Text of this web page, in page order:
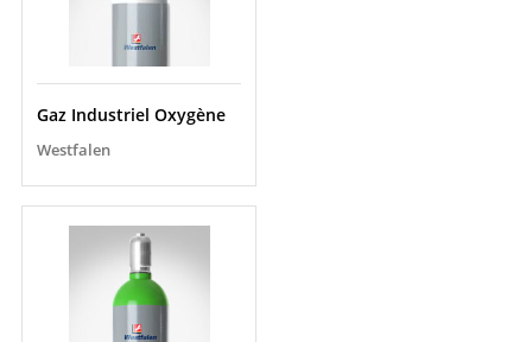
Gaz Industriel Oxygène
Westfalen